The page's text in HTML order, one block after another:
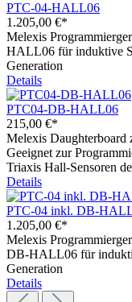
PTC-04-HALL06
1.205,00 €*
Melexis
HALL06 für induktive
Generation
Details
PTC04-DB-HALL06
215,00 €*
Melexis Daughterboard
Geeignet zur
Triaxis Hall-Sensoren
Details
PTC-04 inkl. DB-
1.205,00 €*
Melexis
DB-HALL06 für
Generation
Details